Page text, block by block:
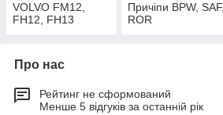
VOLVO FM12,
FH12, FH13
Причіпи BPW, SAF,
ROR
Про нас
Рейтинг не сформований
Менше 5 відгуків за останній рік